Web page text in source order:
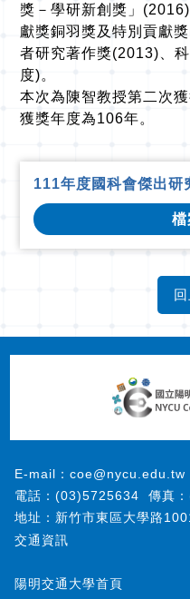
獎－學研新創獎」
獻獎銅羽獎及特別貢獻
者研究著作獎(2013)、
度)。
本次為陳智教授第二次
獲獎年度為106年。
111年度國科會傑出
檔
E-mail：coe@nycu.edu.tw
電話：(03)5725634
傳真
地址：新竹市東區大學路
交通資訊
陽明交通大學首頁